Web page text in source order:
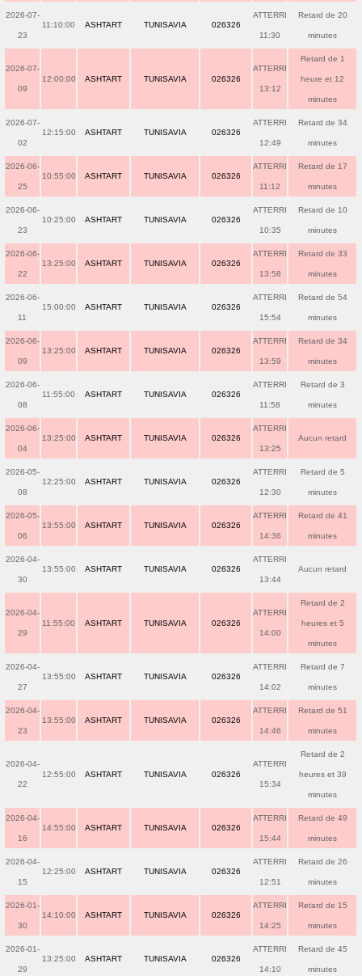
2026-07-
23
11:10:00 ASHTART TUNISAVIA 026326
ATTERRI
11:30
Retard de 20
minutes
2026-07-
09
12:00:00 ASHTART TUNISAVIA 026326
ATTERRI
13:12
Retard de 1
heure et 12
minutes
2026-07-
02
12:15:00 ASHTART TUNISAVIA 026326
ATTERRI
12:49
Retard de 34
minutes
2026-06-
25
10:55:00 ASHTART TUNISAVIA 026326
ATTERRI
11:12
Retard de 17
minutes
2026-06-
23
10:25:00 ASHTART TUNISAVIA 026326
ATTERRI
10:35
Retard de 10
minutes
2026-06-
22
13:25:00 ASHTART TUNISAVIA 026326
ATTERRI
13:58
Retard de 33
minutes
2026-06-
11
15:00:00 ASHTART TUNISAVIA 026326
ATTERRI
15:54
Retard de 54
minutes
2026-06-
09
13:25:00 ASHTART TUNISAVIA 026326
ATTERRI
13:59
Retard de 34
minutes
2026-06-
08
11:55:00 ASHTART TUNISAVIA 026326
ATTERRI
11:58
Retard de 3
minutes
2026-06-
04
13:25:00 ASHTART TUNISAVIA 026326
ATTERRI
13:25
Aucun retard
2026-05-
08
12:25:00 ASHTART TUNISAVIA 026326
ATTERRI
12:30
Retard de 5
minutes
2026-05-
06
13:55:00 ASHTART TUNISAVIA 026326
ATTERRI
14:36
Retard de 41
minutes
2026-04-
30
13:55:00 ASHTART TUNISAVIA 026326
ATTERRI
13:44
Aucun retard
2026-04-
29
11:55:00 ASHTART TUNISAVIA 026326
ATTERRI
14:00
Retard de 2
heures et 5
minutes
2026-04-
27
13:55:00 ASHTART TUNISAVIA 026326
ATTERRI
14:02
Retard de 7
minutes
2026-04-
23
13:55:00 ASHTART TUNISAVIA 026326
ATTERRI
14:46
Retard de 51
minutes
2026-04-
22
12:55:00 ASHTART TUNISAVIA 026326
ATTERRI
15:34
Retard de 2
heures et 39
minutes
2026-04-
16
14:55:00 ASHTART TUNISAVIA 026326
ATTERRI
15:44
Retard de 49
minutes
2026-04-
15
12:25:00 ASHTART TUNISAVIA 026326
ATTERRI
12:51
Retard de 26
minutes
2026-01-
30
14:10:00 ASHTART TUNISAVIA 026326
ATTERRI
14:25
Retard de 15
minutes
2026-01-
29
13:25:00 ASHTART TUNISAVIA 026326
ATTERRI
14:10
Retard de 45
minutes